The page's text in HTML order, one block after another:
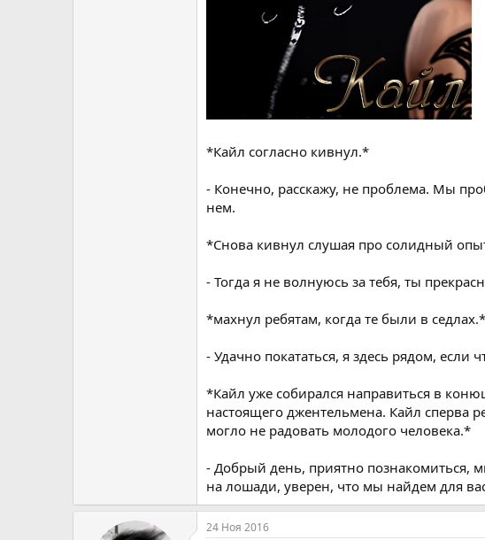
*Кайл согласно кивнул.*
- Конечно, расскажу, не проблема. Мы
нем.
*Снова кивнул слушая про солидный
- Тогда я не волнуюсь за тебя, ты
*махнул ребятам, когда те были в седлах.*
- Удачно покататься, я здесь рядом, если
*Кайл уже собирался направиться в
настоящего джентельмена. Кайл сперва
могло не радовать молодого человека.*
- Добрый день, приятно познакомиться,
на лошади, уверен, что мы найдем для
24 Ноя 2016